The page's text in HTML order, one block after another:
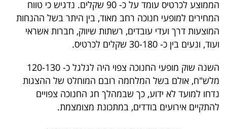
עסקית
קריפטו
ויראלי
טלוויזיה
עסקי
ספורט
הממוצע לכרטיס עומד על כ- 90 שקלים. נדגיש כי טווח
המחירים למופעי חנוכה רחב מאוד, בין היתר בשל ההנחות
המוצעות דרך ועדי עובדים, רשתות שיווק, חברות אשראי
ועוד, ונעים בין כ- 30-180 שקלים לכרטיס.
השנה שוק מופעי החנוכה צפוי היה לגלגל כ- 120-130
מלש"ח, אולם בשל המלחמה רובם המוחלט של ההצגות
נדחו למועד לא ידוע, כך שבמהלך חג החנוכה צפויים
להתקיים אירועים בודדים, במתכונת מצומצמת.